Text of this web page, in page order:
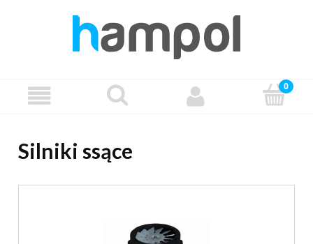
Silniki ssące